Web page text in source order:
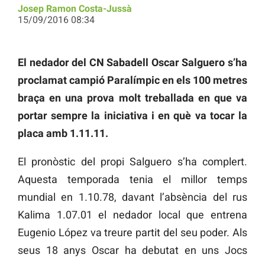
Josep Ramon Costa-Jussà
15/09/2016 08:34
El nedador del CN Sabadell Oscar Salguero s’ha
proclamat campió Paralímpic en els 100 metres
braça en una prova molt treballada en que va
portar sempre la iniciativa i en què va tocar la
placa amb 1.11.11.
El pronòstic del propi Salguero s’ha complert.
Aquesta temporada tenia el millor temps
mundial en 1.10.78, davant l’absència del rus
Kalima 1.07.01 el nedador local que entrena
Eugenio López va treure partit del seu poder. Als
seus 18 anys Oscar ha debutat en uns Jocs